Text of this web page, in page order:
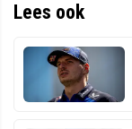
Lees ook